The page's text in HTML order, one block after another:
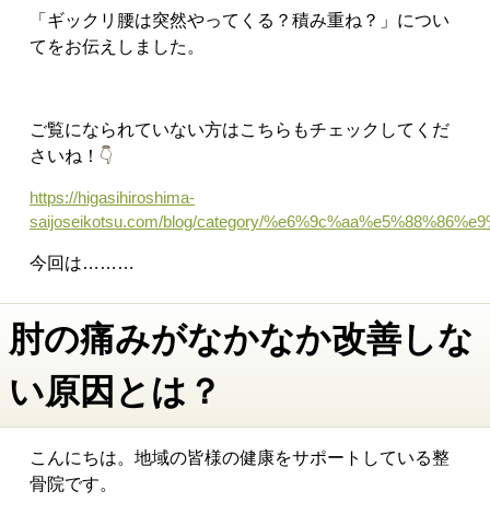
「ギックリ腰は突然やってくる？積み重ね？ 」につい
てをお伝えしました。
ご覧になられていない方はこちらもチェックしてくだ
さいね！ 👇
https://higasihiroshima-
saijoseikotsu.com/blog/category/
今回は………
肘の痛みがなかなか改善しな
い原因とは？
こんにちは。地域の皆様の健康をサポートしている整
骨院です。